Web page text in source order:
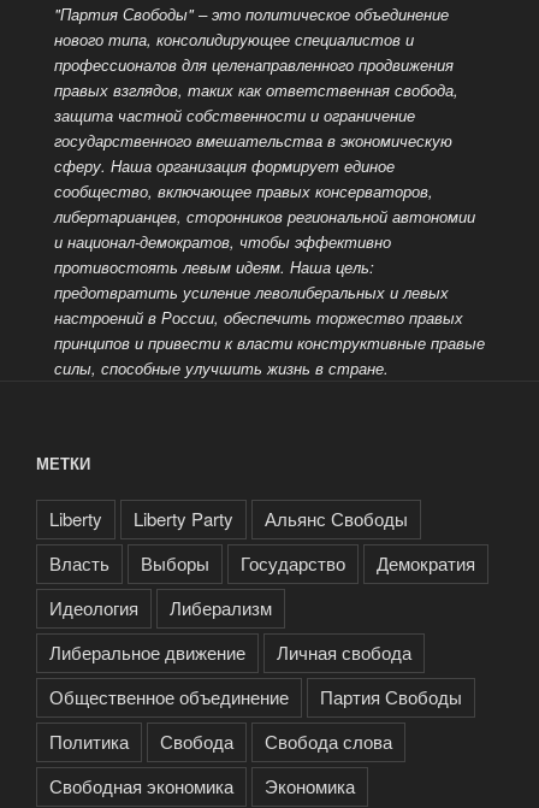
"Партия Свободы" – это политическое объединение
нового типа, консолидирующее специалистов и
профессионалов для целенаправленного продвижения
правых взглядов, таких как ответственная свобода,
защита частной собственности и ограничение
государственного вмешательства в экономическую
сферу. Наша организация формирует единое
сообщество, включающее правых консерваторов,
либертарианцев, сторонников региональной автономии
и национал-демократов, чтобы эффективно
противостоять левым идеям. Наша цель:
предотвратить усиление леволиберальных и левых
настроений в России, обеспечить торжество правых
принципов и привести к власти конструктивные правые
силы, способные улучшить жизнь в стране.
МЕТКИ
Liberty Liberty Party
Альянс Свободы
Власть
Выборы Государство
Демократия
Идеология
Либерализм
Либеральное движение
Личная свобода
Общественное объединение
Партия Свободы
Политика
Свобода
Свобода слова
Свободная экономика
Экономика